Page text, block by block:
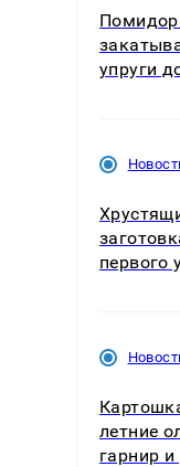
упруги
первого
летние
гарнир